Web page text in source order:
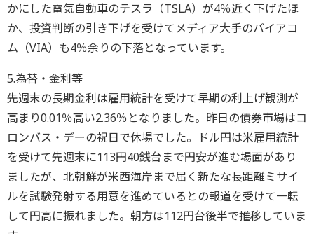
かにした電気自動車のテスラ（TSLA）が4％近く下げたほ
か、投資判断の引き下げを受けてメディア大手のバイアコ
ム（VIA）も4％余りの下落となっています。
5.為替・金利等
先週末の長期金利は雇用統計を受けて早期の利上げ観測が
高まり0.01％高い2.36％となりました。昨日の債券市場はコ
ロンバス・デーの祝日で休場でした。ドル円は米雇用統計
を受けて先週末に113円40銭台まで円安が進む場面があり
ましたが、北朝鮮が米西海岸まで届く新たな長距離ミサイ
ルを試験発射する用意を進めているとの報道を受けて一転
して円高に振れました。朝方は112円台後半で推移していま